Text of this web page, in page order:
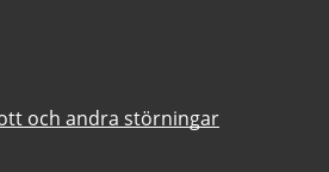
och andra störningar